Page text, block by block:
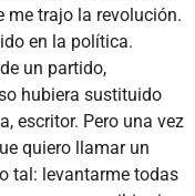
me trajo la revolución.
en la política.
un partido,
hubiera sustituido
escritor. Pero una vez
quiero llamar un
tal: levantarme todas